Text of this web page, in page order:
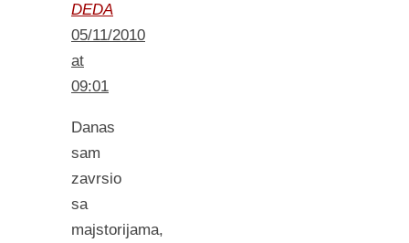
DEDA
05/11/2010
at
09:01
Danas
sam
zavrsio
sa
majstorijama,